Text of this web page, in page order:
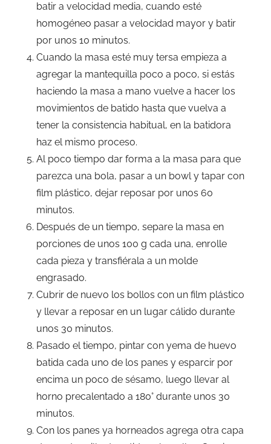
batir a velocidad media, cuando esté
homogéneo pasar a velocidad mayor y batir
por unos 10 minutos.
Cuando la masa esté muy tersa empieza a
agregar la mantequilla poco a poco, si estás
haciendo la masa a mano vuelve a hacer los
movimientos de batido hasta que vuelva a
tener la consistencia habitual, en la batidora
haz el mismo proceso.
Al poco tiempo dar forma a la masa para que
parezca una bola, pasar a un bowl y tapar con
film plástico, dejar reposar por unos 60
minutos.
Después de un tiempo, separe la masa en
porciones de unos 100 g cada una, enrolle
cada pieza y transfiérala a un molde
engrasado.
Cubrir de nuevo los bollos con un film plástico
y llevar a reposar en un lugar cálido durante
unos 30 minutos.
Pasado el tiempo, pintar con yema de huevo
batida cada uno de los panes y esparcir por
encima un poco de sésamo, luego llevar al
horno precalentado a 180° durante unos 30
minutos.
Con los panes ya horneados agrega otra capa